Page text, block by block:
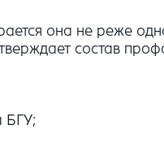
она не реже
состав
БГУ;